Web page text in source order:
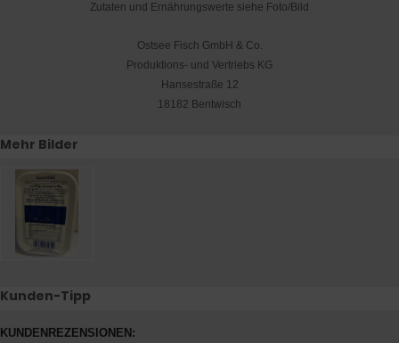
Zutaten und Ernährungswerte siehe Foto/Bild
Ostsee Fisch GmbH & Co.
Produktions- und Vertriebs KG
Hansestraße 12
18182 Bentwisch
Mehr Bilder
Kunden-Tipp
KUNDENREZENSIONEN: